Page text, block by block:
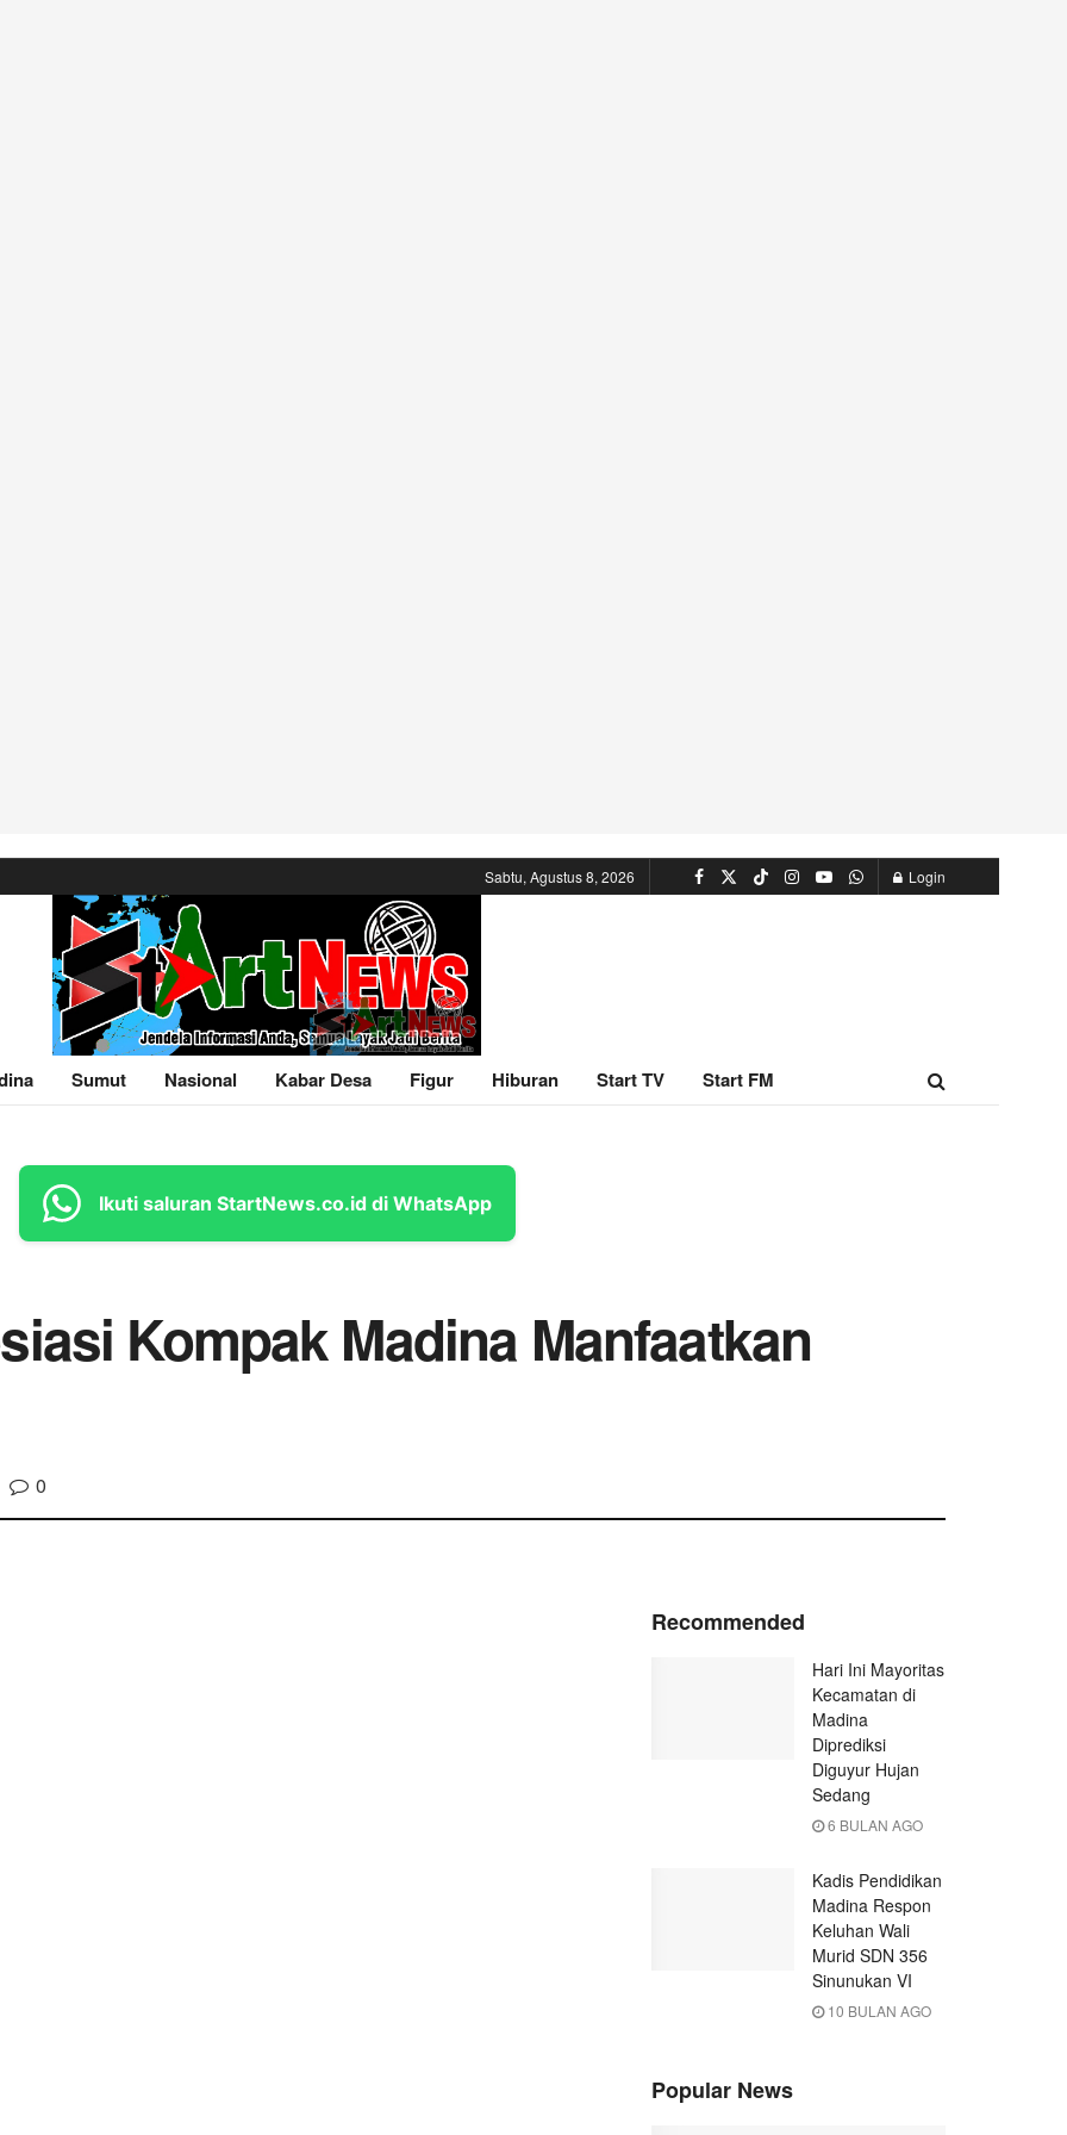
Sabtu, Agustus 8, 2026 Login
Sumut Nasional Kabar Desa Figur Hiburan Start TV Start FM
Ikuti saluran StartNews.co.id di WhatsApp
Kompak Madina Manfaatkan
0
Recommended
Hari Ini Mayoritas
Kecamatan di
Madina
Diprediksi
Diguyur Hujan
Sedang
6 BULAN AGO
Kadis Pendidikan
Madina Respon
Keluhan Wali
Murid SDN 356
Sinunukan VI
10 BULAN AGO
Popular News